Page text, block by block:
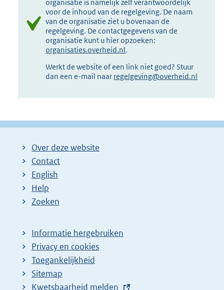
organisatie is namelijk zelf verantwoordelijk
voor de inhoud van de regelgeving. De naam
van de organisatie ziet u bovenaan de
regelgeving. De contactgegevens van de
organisatie kunt u hier opzoeken:
organisaties.overheid.nl.
Werkt de website of een link niet goed? Stuur
dan een e-mail naar regelgeving@overheid.nl
Over deze website
Contact
English
Help
Zoeken
Informatie hergebruiken
Privacy en cookies
Toegankelijkheid
Sitemap
E
Kwetsbaarheid melden